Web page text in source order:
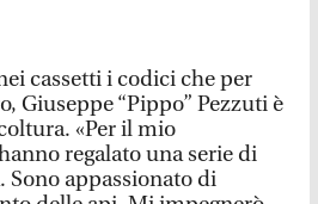
cassetti i codici che per
Giuseppe “Pippo” Pezzuti è
«Per il mio
regalato una serie di
appassionato di